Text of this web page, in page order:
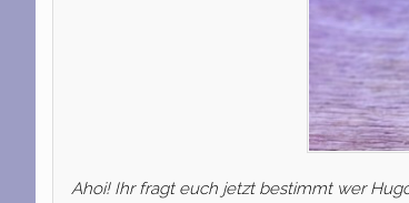
Ahoi! Ihr fragt euch jetzt bestimmt wer